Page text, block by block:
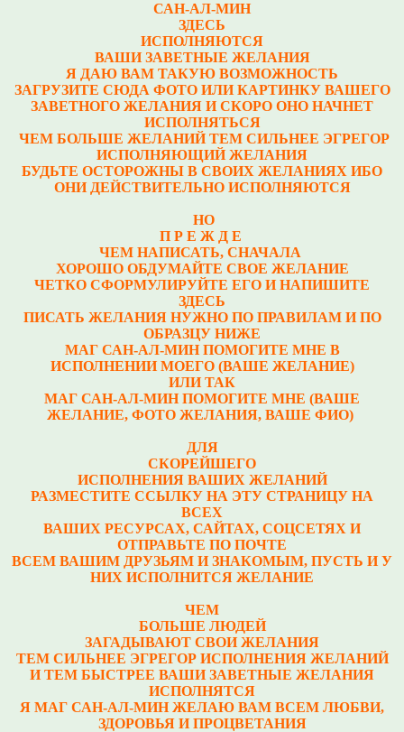
САН-АЛ-МИН
ЗДЕСЬ
ИСПОЛНЯЮТСЯ
ВАШИ ЗАВЕТНЫЕ ЖЕЛАНИЯ
Я ДАЮ ВАМ ТАКУЮ ВОЗМОЖНОСТЬ
ЗАГРУЗИТЕ СЮДА ФОТО ИЛИ КАРТИНКУ ВАШЕГО
ЗАВЕТНОГО ЖЕЛАНИЯ И СКОРО ОНО НАЧНЕТ
ИСПОЛНЯТЬСЯ
ЧЕМ БОЛЬШЕ ЖЕЛАНИЙ ТЕМ СИЛЬНЕЕ ЭГРЕГОР
ИСПОЛНЯЮЩИЙ ЖЕЛАНИЯ
БУДЬТЕ ОСТОРОЖНЫ В СВОИХ ЖЕЛАНИЯХ ИБО
ОНИ ДЕЙСТВИТЕЛЬНО ИСПОЛНЯЮТСЯ
НО
П Р Е Ж Д Е
ЧЕМ НАПИСАТЬ, СНАЧАЛА
ХОРОШО ОБДУМАЙТЕ СВОЕ ЖЕЛАНИЕ
ЧЕТКО СФОРМУЛИРУЙТЕ ЕГО И НАПИШИТЕ
ЗДЕСЬ
ПИСАТЬ ЖЕЛАНИЯ НУЖНО ПО ПРАВИЛАМ И ПО
ОБРАЗЦУ НИЖЕ
МАГ САН-АЛ-МИН ПОМОГИТЕ МНЕ В
ИСПОЛНЕНИИ МОЕГО (ВАШЕ ЖЕЛАНИЕ)
ИЛИ ТАК
МАГ САН-АЛ-МИН ПОМОГИТЕ МНЕ (ВАШЕ
ЖЕЛАНИЕ, ФОТО ЖЕЛАНИЯ, ВАШЕ ФИО)
ДЛЯ
СКОРЕЙШЕГО
ИСПОЛНЕНИЯ ВАШИХ ЖЕЛАНИЙ
РАЗМЕСТИТЕ ССЫЛКУ НА ЭТУ СТРАНИЦУ НА
ВСЕХ
ВАШИХ РЕСУРСАХ, САЙТАХ, СОЦСЕТЯХ И
ОТПРАВЬТЕ ПО ПОЧТЕ
ВСЕМ ВАШИМ ДРУЗЬЯМ И ЗНАКОМЫМ, ПУСТЬ И У
НИХ ИСПОЛНИТСЯ ЖЕЛАНИЕ
ЧЕМ
БОЛЬШЕ ЛЮДЕЙ
ЗАГАДЫВАЮТ СВОИ ЖЕЛАНИЯ
ТЕМ СИЛЬНЕЕ ЭГРЕГОР ИСПОЛНЕНИЯ ЖЕЛАНИЙ
И ТЕМ БЫСТРЕЕ ВАШИ ЗАВЕТНЫЕ ЖЕЛАНИЯ
ИСПОЛНЯТСЯ
Я МАГ САН-АЛ-МИН ЖЕЛАЮ ВАМ ВСЕМ ЛЮБВИ,
ЗДОРОВЬЯ И ПРОЦВЕТАНИЯ